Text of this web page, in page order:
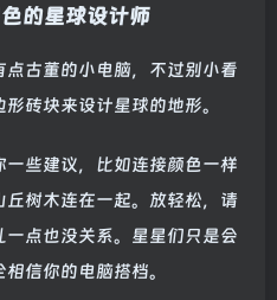
的星球设计师
古董的小电脑，不过别小看
砖块来设计星球的地形。
些建议，比如连接颜色一样
树木连在一起。放轻松，请
点也没关系。星星们只是会
信你的电脑搭档。